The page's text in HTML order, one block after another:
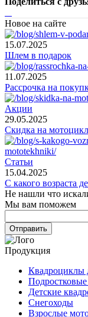
Новое на сайте
15.07.2025
Шлем в подарок
11.07.2025
Рассрочка на
Акции
29.05.2025
Скидка на
Статьи
15.04.2025
С какого возраста
Не нашли что
Мы вам поможем
Продукция
Квадроциклы
Детские
Снегоходы
Взрослые